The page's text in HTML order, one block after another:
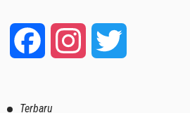
Facebook Instagram
Terbaru